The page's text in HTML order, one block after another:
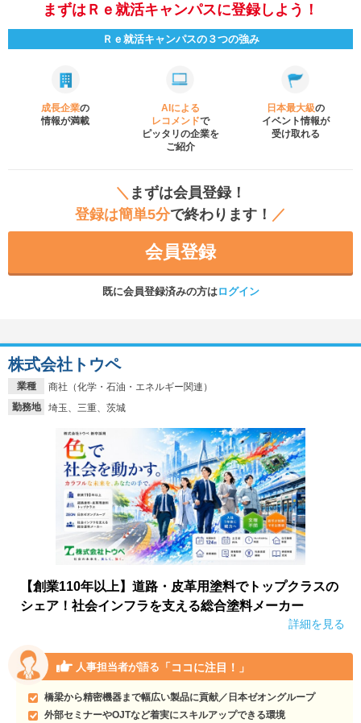
まずはＲｅ就活キャンパスに登録しよう！
Ｒｅ就活キャンパスの３つの強み
成長企業の
情報が満載
AIによる
レコメンドで
ピッタリの企業を
ご紹介
日本最大級の
イベント情報が
受け取れる
＼ まずは会員登録！
登録は簡単5分で終わります！ ／
会員登録
既に会員登録済みの方はログイン
業種
商社（化学・石油・エネルギー関連）
勤務地
埼玉、三重、茨城
株式会社トウペ
【創業110年以上】道路・皮革用塗料でトップクラスの
シェア！社会インフラを支える総合塗料メーカー
詳細を見る
人事担当者が語る 「ココに注目！」
橋梁から精密機器まで幅広い製品に貢献／日本ゼオングループ
外部セミナーやOJTなど着実にスキルアップできる環境